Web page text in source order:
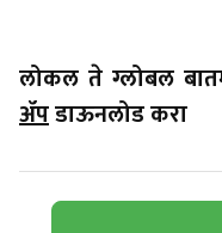
लोकल ते ग्लोबल
ॲपडाऊनलोड करा